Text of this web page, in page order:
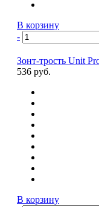
В корзину
-
Зонт-трость Unit
536 руб.
В корзину